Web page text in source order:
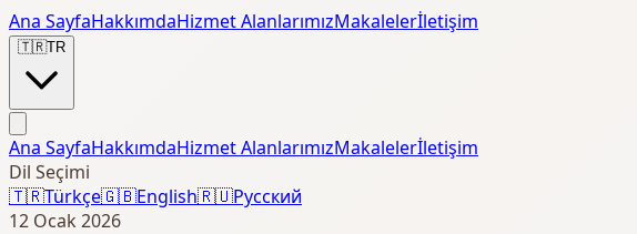
Ana SayfaHakkımdaHizmet AlanlarımızMakalelerİletişim
🇹🇷TR
Ana SayfaHakkımdaHizmet AlanlarımızMakalelerİletişim
Dil Seçimi
🇹🇷Türkçe🇬🇧English🇷🇺Русский
12 Ocak 2026